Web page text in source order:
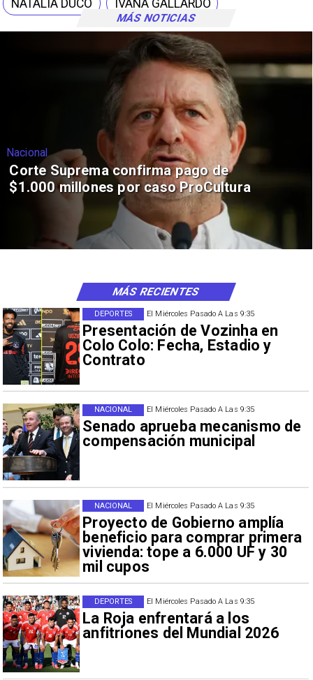
MÁS NOTICIAS
NATALIA DUCÓ IVANA GALLARDO
Nacional
Corte Suprema confirma pago de
$1.000 millones por caso ProCultura
El Miércoles Pasado A Las 9:35
Presentación de Vozinha en
Colo Colo: Fecha, Estadio y
Contrato
DEPORTES
El Miércoles Pasado A Las 9:35
Senado aprueba mecanismo de
compensación municipal
NACIONAL
El Miércoles Pasado A Las 9:35
Proyecto de Gobierno amplía
beneficio para comprar primera
vivienda: tope a 6.000 UF y 30
mil cupos
NACIONAL
El Miércoles Pasado A Las 9:35
La Roja enfrentará a los
anfitriones del Mundial 2026
DEPORTES
MÁS RECIENTES